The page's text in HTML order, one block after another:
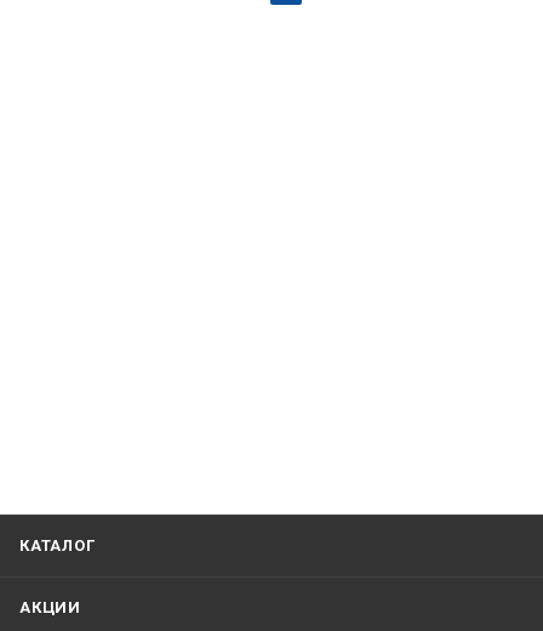
КАТАЛОГ
АКЦИИ